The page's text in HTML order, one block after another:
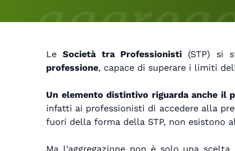
LeSocietà tra Professionisti (STP) si
professione, capace di superare i limiti
Un elemento distintivo riguarda anche il
infatti ai professionisti di accedere alla
fuori della forma della STP, non esistono
Ma l'aggregazione non è solo una